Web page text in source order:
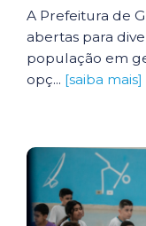
A Prefeitura de
abertas para
população em
opç... [saiba mais]